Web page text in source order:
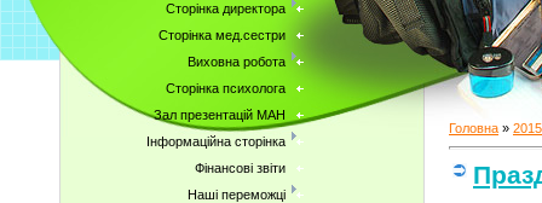
Сторінка директора
Сторінка мед.сестри
Виховна робота
Сторінка психолога
Зал презентацій МАН
Інформаційна сторінка
Фінансові звіти
Наші переможці
Головна » 2015